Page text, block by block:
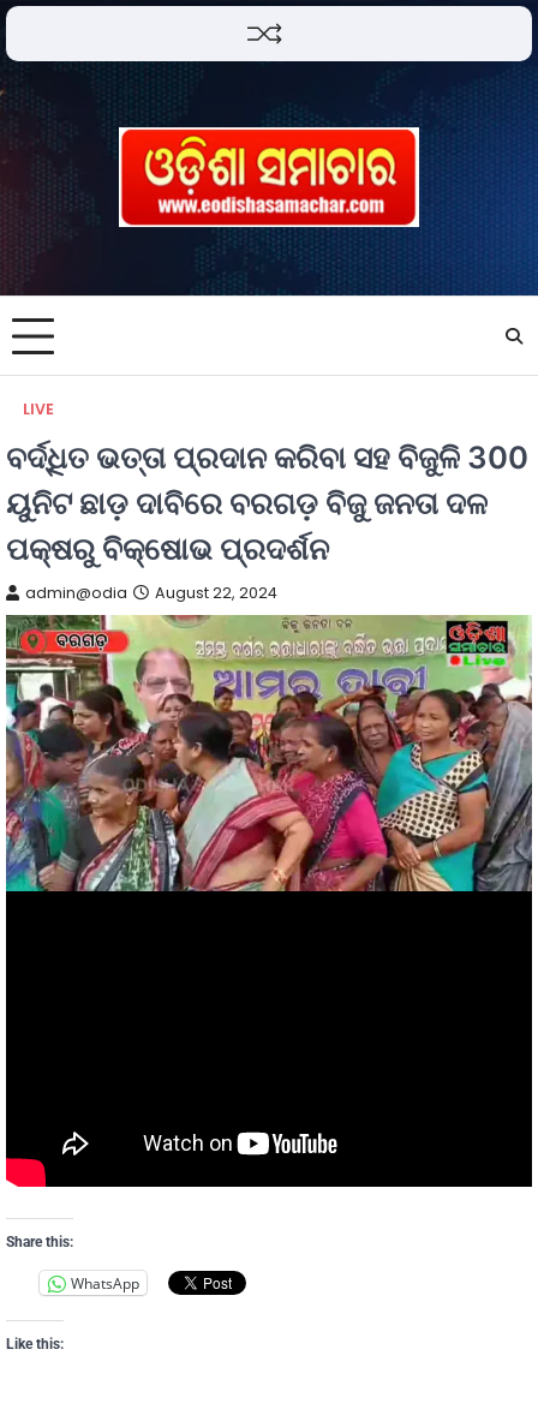
LIVE
ବର୍ଦ୍ଧିତ ଭତ୍ତା ପ୍ରଦାନ କରିବା ସହ ବିଜୁଳି 300
ୟୁନିଟ ଛାଡ଼ ଦାବିରେ ବରଗଡ଼ ବିଜୁ ଜନତା ଦଳ
ପକ୍ଷରୁ ବିକ୍ଷୋଭ ପ୍ରଦର୍ଶନ
admin@odia August 22, 2024
Share this:
WhatsApp
Like this: